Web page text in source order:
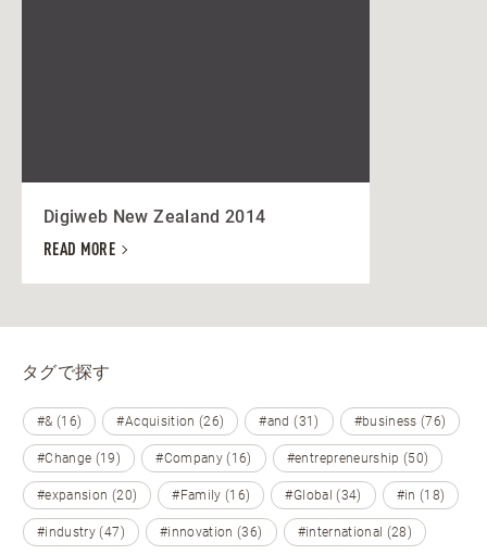
Digiweb New Zealand 2014
READ MORE
タグで探す
#& (16) #Acquisition (26) #and (31) #business (76)
#Change (19) #Company (16) #entrepreneurship (50)
#expansion (20) #Family (16) #Global (34) #in (18)
#industry (47) #innovation (36) #international (28)